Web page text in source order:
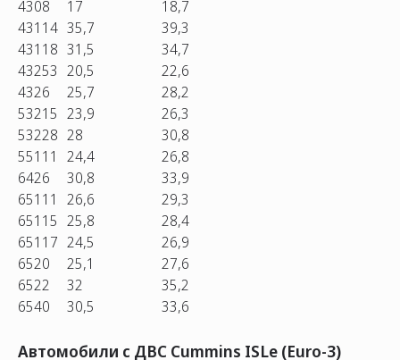
4308 17
18,7
43114 35,7
39,3
43118 31,5
34,7
43253 20,5
22,6
4326
25,7
28,2
53215 23,9
26,3
53228 28
30,8
55111
24,4
26,8
6426
30,8
33,9
65111
26,6
29,3
65115 25,8
28,4
65117 24,5
26,9
6520
25,1
27,6
6522
32
35,2
6540
30,5 33,6
Автомобили с ДВС Cummins ISLe (Euro-3)